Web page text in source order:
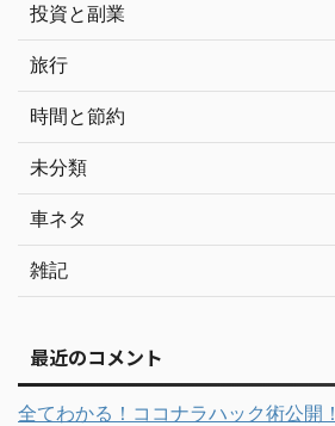
投資と副業
旅行
時間と節約
未分類
車ネタ
雑記
最近のコメント
全てわかる！ココナラハック術公開！